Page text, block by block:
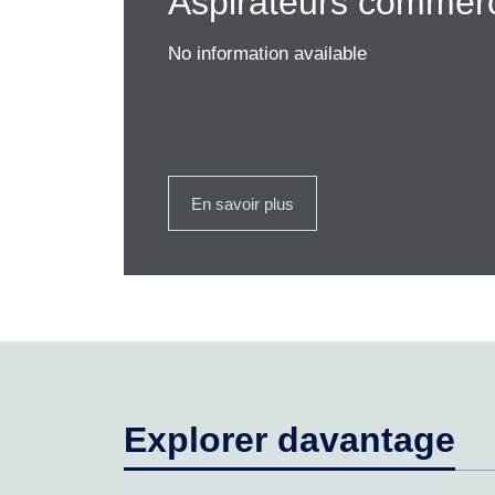
No information available
En savoir plus
Explorer davantage